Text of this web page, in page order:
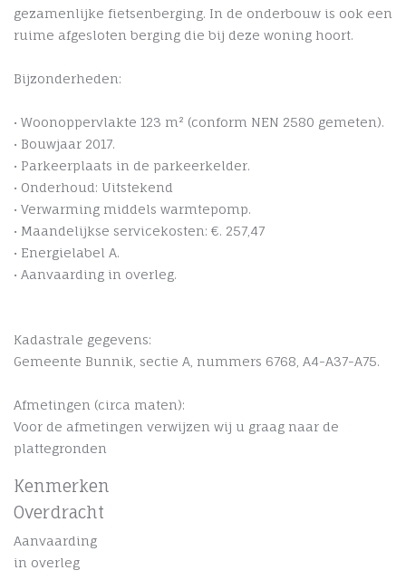
gezamenlijke fietsenberging. In de onderbouw is ook een
ruime afgesloten berging die bij deze woning hoort.
Bijzonderheden:
• Woonoppervlakte 123 m² (conform NEN 2580 gemeten).
• Bouwjaar 2017.
• Parkeerplaats in de parkeerkelder.
• Onderhoud: Uitstekend
• Verwarming middels warmtepomp.
• Maandelijkse servicekosten: €. 257,47
• Energielabel A.
• Aanvaarding in overleg.
Kadastrale gegevens:
Gemeente Bunnik, sectie A, nummers 6768, A4-A37-A75.
Afmetingen (circa maten):
Voor de afmetingen verwijzen wij u graag naar de
plattegronden
Kenmerken
Overdracht
Aanvaarding
in overleg